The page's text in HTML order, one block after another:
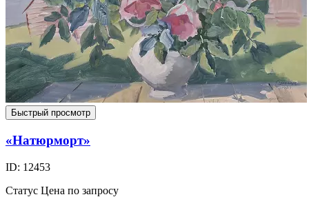
Быстрый просмотр
«Натюрморт»
ID: 12453
Статус Цена по запросу